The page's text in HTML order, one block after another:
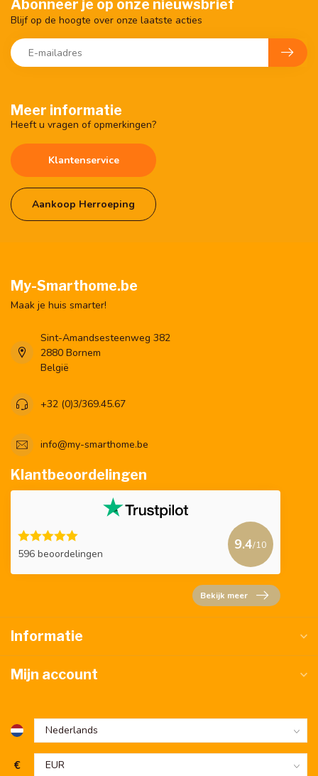
Meer informatie
Heeft u vragen of opmerkingen?
Klantenservice
Aankoop Herroeping
Abonneer je op onze nieuwsbrief
Blijf op de hoogte over onze laatste acties
My-Smarthome.be
Maak je huis smarter!
Sint-Amandsesteenweg 382
2880 Bornem
België
+32 (0)3/369.45.67
info@my-smarthome.be
Klantbeoordelingen
596 beoordelingen
9.4/10
Bekijk meer
Informatie
Mijn account
€